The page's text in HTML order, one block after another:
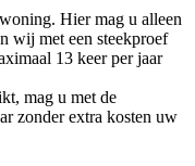
Hier mag u alleen
wij met een steekproef
13 keer per jaar
mag u met de
zonder extra kosten uw